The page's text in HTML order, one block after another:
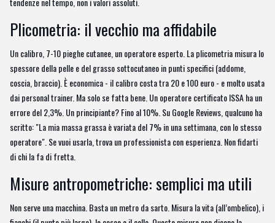
Plicometria: il vecchio ma affidabile
Un calibro, 7-10 pieghe cutanee, un operatore esperto. La plicometria misura lo
spessore della pelle e del grasso sottocutaneo in punti specifici (addome,
coscia, braccio). È economica - il calibro costa tra 20 e 100 euro - e molto usata
dai personal trainer. Ma solo se fatta bene. Un operatore certificato ISSA ha un
errore del 2,3%. Un principiante? Fino al 10%. Su Google Reviews, qualcuno ha
scritto: "La mia massa grassa è variata del 7% in una settimana, con lo stesso
operatore". Se vuoi usarla, trova un professionista con esperienza. Non fidarti
di chi la fa di fretta.
Misure antropometriche: semplici ma utili
Non serve una macchina. Basta un metro da sarto. Misura la vita (all’ombelico), i